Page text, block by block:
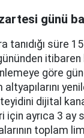
günü
tanıdığı süre
itibaren
göre
dijital
ayrıca 3 ay
toplam